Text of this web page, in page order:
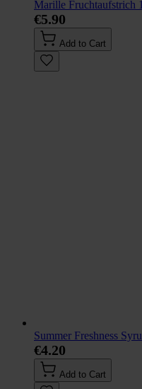
Marille Fruchtaufstrich
€5.90
Add to Cart
Summer Freshness
€4.20
Add to Cart